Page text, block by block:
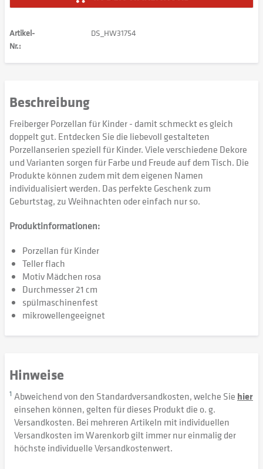
Artikel-
Nr.:
DS_HW31754
Beschreibung
Freiberger Porzellan für Kinder - damit schmeckt es gleich
doppelt gut. Entdecken Sie die liebevoll gestalteten
Porzellanserien speziell für Kinder. Viele verschiedene Dekore
und Varianten sorgen für Farbe und Freude auf dem Tisch. Die
Produkte können zudem mit dem eigenen Namen
individualisiert werden. Das perfekte Geschenk zum
Geburtstag, zu Weihnachten oder einfach nur so.
Produktinformationen:
Porzellan für Kinder
Teller flach
Motiv Mädchen rosa
Durchmesser 21 cm
spülmaschinenfest
mikrowellengeeignet
Hinweise
1 Abweichend von den Standardversandkosten, welche Sie hier
einsehen können, gelten für dieses Produkt die o. g.
Versandkosten. Bei mehreren Artikeln mit individuellen
Versandkosten im Warenkorb gilt immer nur einmalig der
höchste individuelle Versandkostenwert.